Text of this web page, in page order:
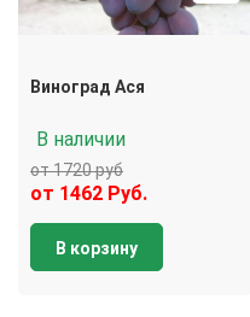
Виноград Ася
В наличии
от 1720 руб
от 1462 Руб.
В корзину